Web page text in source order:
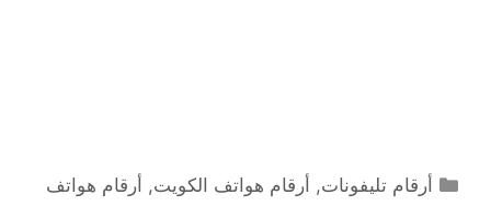
التصنيفات
أرقام تليفونات, أرقام هواتف الكويت, أرقام هواتف